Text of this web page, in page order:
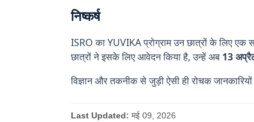
निष्कर्ष
ISRO का YUVIKA प्रोग्राम उन छात्रों के लिए एक
छात्रों ने इसके लिए आवेदन किया है, उन्हें अब 13
विज्ञान और तकनीक से जुड़ी ऐसी ही रोचक
Last Updated: मई 09, 2026